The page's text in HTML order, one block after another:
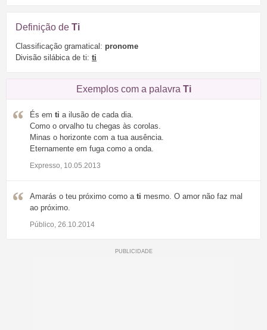
Definição de Ti
Classificação gramatical: pronome
Divisão silábica de ti: ti
Exemplos com a palavra Ti
És em ti a ilusão de cada dia.
Como o orvalho tu chegas às corolas.
Minas o horizonte com a tua ausência.
Eternamente em fuga como a onda.
Expresso, 10.05.2013
Amarás o teu próximo como a ti mesmo. O amor não faz mal
ao próximo.
Público, 26.10.2014